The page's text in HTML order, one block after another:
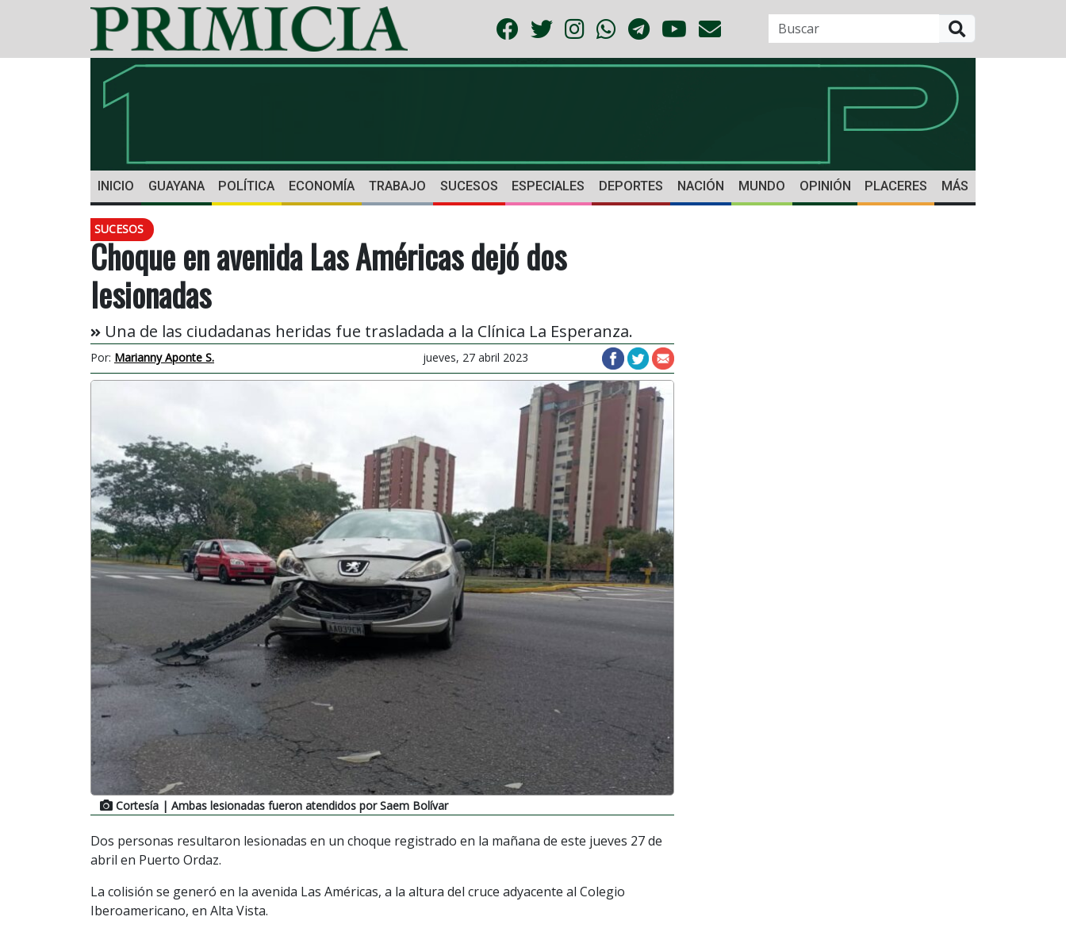
INICIO GUAYANA POLÍTICA ECONOMÍA TRABAJO SUCESOS ESPECIALES DEPORTES NACIÓN MUNDO OPINIÓN PLACERES MÁS
SUCESOS
Choque en avenida Las Américas dejó dos
lesionadas
Una de las ciudadanas heridas fue trasladada a la Clínica La Esperanza.
Por: Marianny Aponte S. jueves, 27 abril 2023
Cortesía | Ambas lesionadas fueron atendidos por Saem Bolívar
Dos personas resultaron lesionadas en un choque registrado en la mañana de este jueves 27 de
abril en Puerto Ordaz.
La colisión se generó en la avenida Las Américas, a la altura del cruce adyacente al Colegio
Iberoamericano, en Alta Vista.